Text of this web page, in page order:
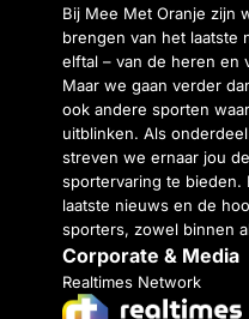
Bij Mee Met Oranje zijn
brengen van het laatste
elftal – van de heren en
Maar we gaan verder
ook andere sporten
uitblinken. Als
streven we ernaar jou
sportervaring te
laatste nieuws en de
sporters, zowel binnen
Corporate & Media
Realtimes Network